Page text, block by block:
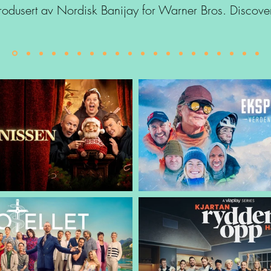
av Nordisk Banijay for Warner Bros.